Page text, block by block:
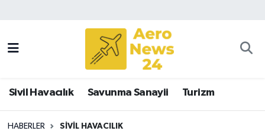
Sivil Havacılık Savunma Sanayii Turizm
HABERLER SIVIL HAVACILIK